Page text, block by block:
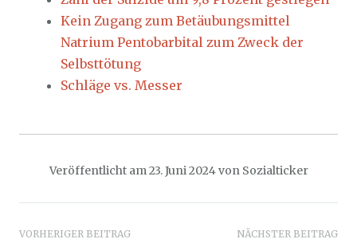
Kein Zugang zum Betäubungsmittel
Natrium Pentobarbital zum Zweck der
Selbsttötung
Schläge vs. Messer
Veröffentlicht am23. Juni 2024von Sozialticker
VORHERIGER BEITRAG NÄCHSTER BEITRAG